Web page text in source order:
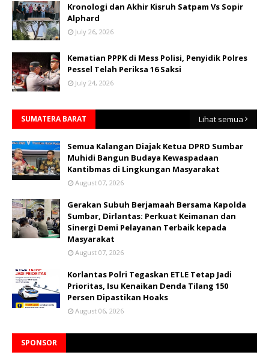
Kronologi dan Akhir Kisruh Satpam Vs Sopir
Alphard
July 26, 2026
Kematian PPPK di Mess Polisi, Penyidik Polres
Pessel Telah Periksa 16 Saksi
July 24, 2026
SUMATERA BARAT Lihat semua
Semua Kalangan Diajak Ketua DPRD Sumbar
Muhidi Bangun Budaya Kewaspadaan
Kantibmas di Lingkungan Masyarakat
August 07, 2026
Gerakan Subuh Berjamaah Bersama Kapolda
Sumbar, Dirlantas: Perkuat Keimanan dan
Sinergi Demi Pelayanan Terbaik kepada
Masyarakat
August 07, 2026
Korlantas Polri Tegaskan ETLE Tetap Jadi
Prioritas, Isu Kenaikan Denda Tilang 150
Persen Dipastikan Hoaks
August 06, 2026
SPONSOR